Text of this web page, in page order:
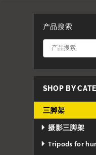
产品搜索
SHOP BY
三脚架
摄影三脚架
Tripods for